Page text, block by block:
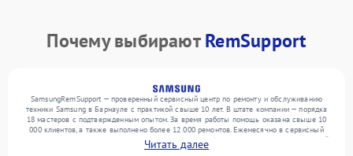
Почему выбираютRemSupport
SamsungRemSupport — проверенный сервисный центр по ремонту и обслуживанию
техники Samsung в Барнауле с практикой свыше 10 лет. В штате компании — порядка
18 мастеров с подтвержденным опытом. За время работы помощь оказана свыше 10
000 клиентов, а также выполнено более 12 000 ремонтов. Ежемесячно в сервисный
центр поступает свыше 300 единиц техники, включая , , . Мы беремся за задачи любой
сложности и обеспечиваем надежный результат благодаря квалификации мастеров.
Читать далее